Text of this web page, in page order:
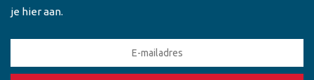
je hier aan.